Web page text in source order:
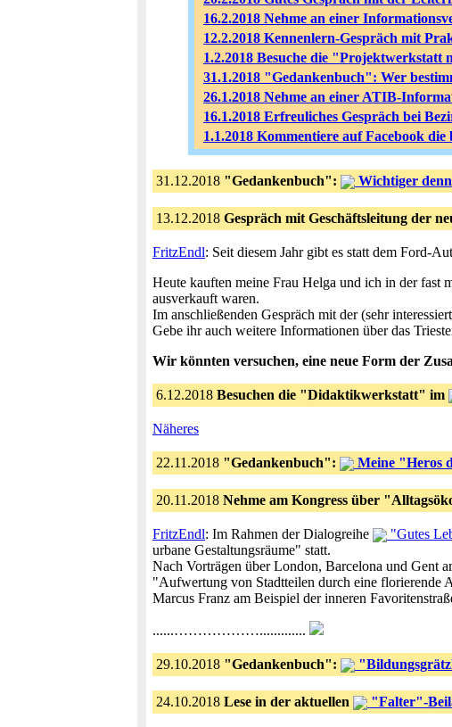
16.2.2018 Nehme an einer
12.2.2018 Kennenlern-Gespräch mit
1.2.2018 Besuche die
31.1.2018 "Gedankenbuch": Wer
26.1.2018 Nehme an einer ATIB-
16.1.2018 Erfreuliches Gespräch bei
1.1.2018 Kommentiere auf Facebook
31.12.2018 "Gedankenbuch": Wichtiger
13.12.2018 Gespräch mit Geschäftsleitung der
FritzEndl: Seit diesem Jahr gibt es statt dem Ford-
Heute kauften meine Frau Helga und ich in der fast
ausverkauft waren.
Im anschließenden Gespräch mit der (sehr
Gebe ihr auch weitere Informationen über das
Wir könnten versuchen, eine neue Form der
6.12.2018 Besuchen die "Didaktikwerkstatt" im
Näheres
22.11.2018 "Gedankenbuch": Meine "Heros
20.11.2018 Nehme am Kongress über
FritzEndl: Im Rahmen der Dialogreihe "Gutes
urbane Gestaltungsräume" statt.
Nach Vorträgen über London, Barcelona und Gent
"Aufwertung von Stadtteilen durch eine florierende
Marcus Franz am Beispiel der inneren
......……………….............
29.10.2018 "Gedankenbuch":
24.10.2018 Lese in der aktuellen "Falter"-